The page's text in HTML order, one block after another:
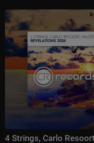
4 Strings, Carlo